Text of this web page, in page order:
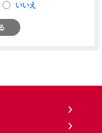
いいえ